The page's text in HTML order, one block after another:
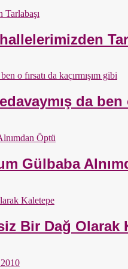
da ben
Gülbaba
Bir Dağ Olarak